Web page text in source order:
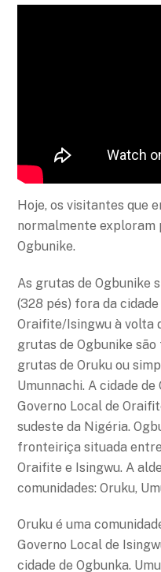
Hoje, os visitantes que
normalmente exploram
Ogbunike.
As grutas de Ogbunike
(328 pés) fora da
Oraifite/Isingwu à volta
grutas de Ogbunike
grutas de Oruku ou
Umunnachi. A cidade
Governo Local de
sudeste da Nigéria.
fronteiriça situada
Oraifite e Isingwu. A
comunidades: Oruku,
Oruku é uma
Governo Local de
cidade de Ogbunka.